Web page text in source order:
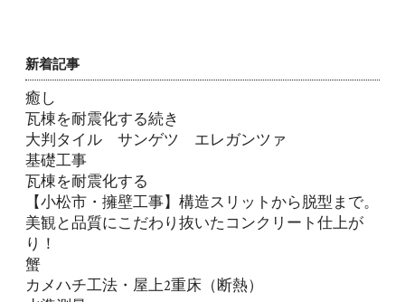
新着記事
癒し
瓦棟を耐震化する続き
大判タイル サンゲツ エレガンツァ
基礎工事
瓦棟を耐震化する
【小松市・擁壁工事】構造スリットから脱型まで。
美観と品質にこだわり抜いたコンクリート仕上が
り！
蟹
カメハチ工法・屋上2重床（断熱）